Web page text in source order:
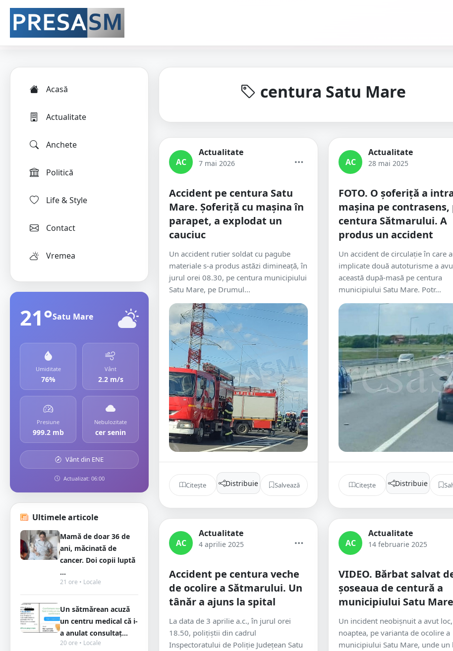
Acasă
Actualitate
Anchete
Politică
Life & Style
Contact
Vremea
21°Satu Mare
Umiditate
76%
Vânt
2.2 m/s
Presiune
999.2 mb
Nebulozitate
cer senin
Vânt din ENE
Actualizat: 06:00
Ultimele articole
Mamă de doar 36 de
ani, măcinată de
cancer. Doi copii luptă
...
21 ore • Locale
Un sătmărean acuză
un centru medical că i-
a anulat consultaț...
20 ore • Locale
centura Satu Mare
AC
Actualitate
7 mai 2026
Accident pe centura Satu
Mare. Șoferiță cu mașina în
parapet, a explodat un
cauciuc
Un accident rutier soldat cu pagube
materiale s-a produs astăzi dimineață, în
jurul orei 08.30, pe centura municipiului
Satu Mare, pe Drumul...
Citește Distribuie Salvează
AC
Actualitate
28 mai 2025
FOTO. O șoferiță a
mașina pe contrasens,
centura Sătmarului. A
produs un accident
Un accident de circulație în care
implicate două autoturisme a
această după-masă pe centura
municipiului Satu Mare. Potr...
Citește Distribuie
AC
Actualitate
4 aprilie 2025
Accident pe centura veche
de ocolire a Sătmarului. Un
tânăr a ajuns la spital
La data de 3 aprilie a.c., în jurul orei
18.50, polițiștii din cadrul
Inspectoratului de Poliție Județean Satu
AC
Actualitate
14 februarie 2025
VIDEO. Bărbat salvat
șoseaua de centură a
municipiului Satu Mare
Un incident neobișnuit a avut
noaptea, pe varianta de ocolire a
municipiului Satu Mare, unde un